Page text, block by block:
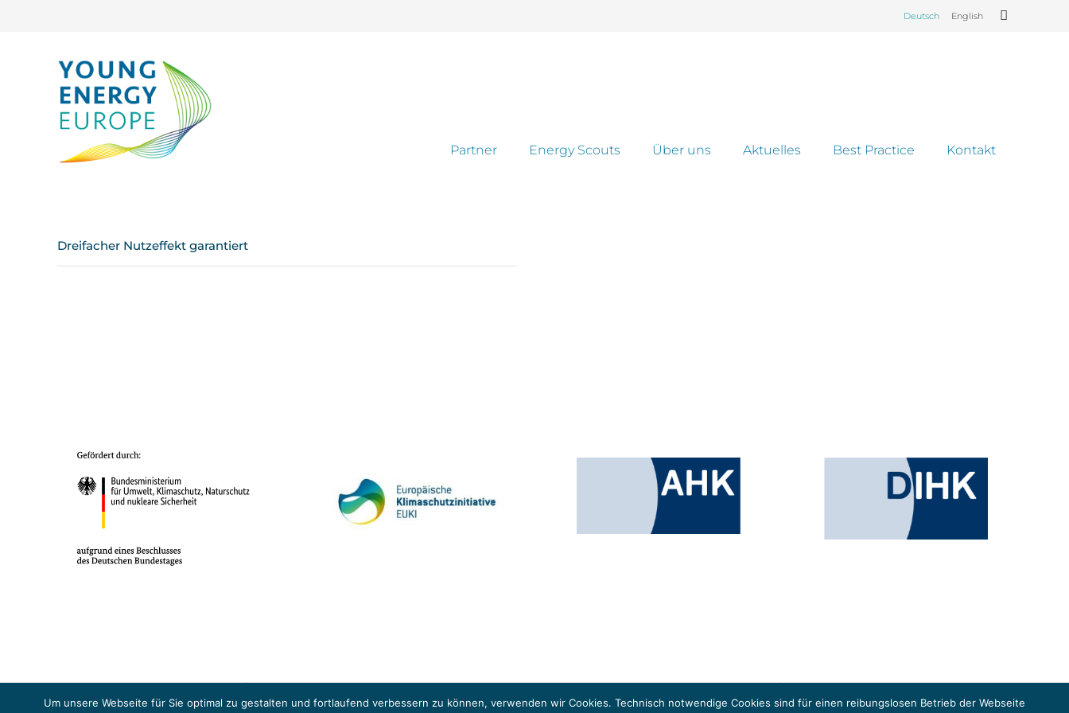
Deutsch English
Partner Energy Scouts Über uns Aktuelles Best Practice Kontakt
Dreifacher Nutzeffekt garantiert
Das Projekt YOUNG ENERGY EUROPE wird gefördert durch die Europäische Klimaschutzinitiative (EUKI). Die EUKI ist ein Förderinstrument des deutschen Bundesministeriums für Umwelt, Klimaschutz, Naturschutz und nukleare
Abkommens voranzutreiben.
Um unsere Webseite für Sie optimal zu gestalten und fortlaufend verbessern zu können, verwenden wir Cookies. Technisch notwendige Cookies sind für einen reibungslosen Betrieb der Webseite